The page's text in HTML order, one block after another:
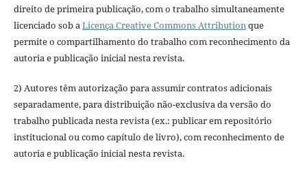
direito de primeira publicação, com o trabalho simultaneamente
licenciado sob aLicença Creative Commons Attributionque
permite o compartilhamento do trabalho com reconhecimento da
autoria e publicação inicial nesta revista.
2) Autores têm autorização para assumir contratos adicionais
separadamente, para distribuição não-exclusiva da versão do
trabalho publicada nesta revista (ex.: publicar em repositório
institucional ou como capítulo de livro), com reconhecimento de
autoria e publicação inicial nesta revista.